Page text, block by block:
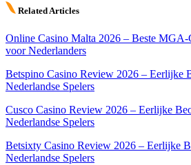
Related Articles
Online Casino Malta 2026 – Beste MGA-
voor Nederlanders
Betspino Casino Review 2026 – Eerlijke
Nederlandse Spelers
Cusco Casino Review 2026 – Eerlijke
Nederlandse Spelers
Betsixty Casino Review 2026 – Eerlijke
Nederlandse Spelers